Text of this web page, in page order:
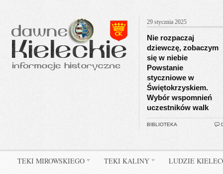
29 stycznia 2025
Nie rozpaczaj
dziewczę, zobaczym
się w niebie
Powstanie
styczniowe w
Świętokrzyskiem.
Wybór wspomnień
uczestników walk
BIBLIOTEKA
TEKI MIROWSKIEGO TEKI KALINY LUDZIE